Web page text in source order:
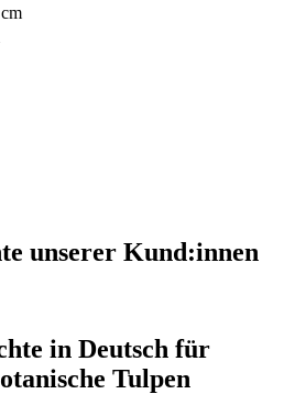
unserer Kund:innen
in Deutsch für
Tulpen